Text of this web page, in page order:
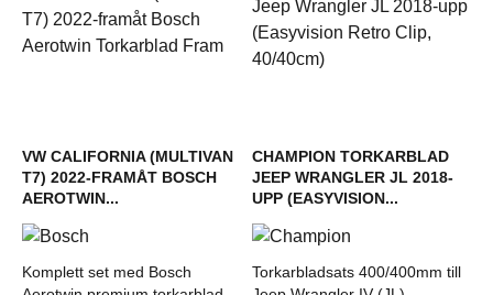
VW CALIFORNIA (MULTIVAN
T7) 2022-FRAMÅT BOSCH
AEROTWIN...
Komplett set med Bosch
CHAMPION TORKARBLAD
JEEP WRANGLER JL 2018-
UPP (EASYVISION...
Torkarbladsats 400/400mm till